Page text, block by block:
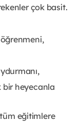
çok basit.
bir heyecanla
eğitimlere